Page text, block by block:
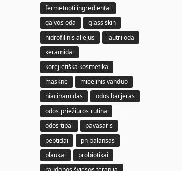
fermetuoti ingredientai
galvos oda
glass skin
hidrofilinis aliejus
jautri oda
keramidai
korėjietiška kosmetika
masknė
micelinis vanduo
niacinamidas
odos barjeras
odos priežiūros rutina
odos tipai
pavasaris
peptidai
ph balansas
plaukai
probiotikai